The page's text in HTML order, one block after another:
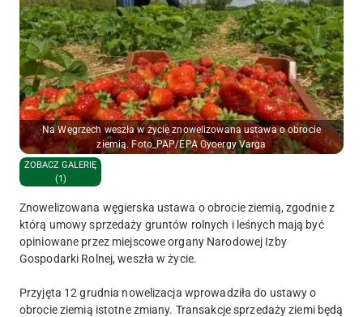
Na Węgrzech weszła w życie znowelizowana ustawa o obrocie
ziemią. Foto_PAP/EPA Gyoergy Varga
ZOBACZ GALERIĘ
(1)
Znowelizowana węgierska ustawa o obrocie ziemią, zgodnie z
którą umowy sprzedaży gruntów rolnych i leśnych mają być
opiniowane przez miejscowe organy Narodowej Izby
Gospodarki Rolnej, weszła w życie.
Przyjęta 12 grudnia nowelizacja wprowadziła do ustawy o
obrocie ziemią istotne zmiany. Transakcje sprzedaży ziemi będą